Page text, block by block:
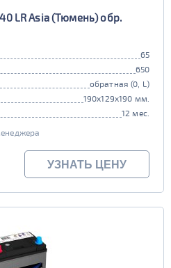
LR Asia (Тюмень) обр.
65
650
обратная (0, L)
190x129x190 мм.
12 мес.
УЗНАТЬ ЦЕНУ